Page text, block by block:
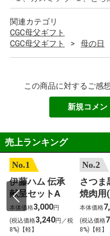
関連カテゴリ
CGC母父ギフト
CGC母父ギフト
母の日
この商品に対するご感
新規コメン
売上ランキング
No.1
伊藤ハム 伝承
献呈セットA
本体価格3,000円
(税込価格3,240円／税
8%)【軽】
No.2
さつま
焼肉用
本体価格
(税込価格
8%)【軽】